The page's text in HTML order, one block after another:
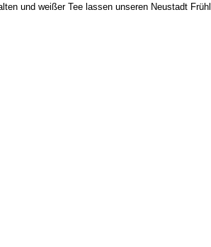
und weißer Tee lassen unseren Neustadt